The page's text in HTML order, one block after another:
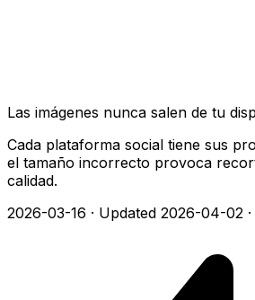
Las imágenes nunca salen de tu
Cada plataforma social tiene sus
el tamaño incorrecto provoca
calidad.
2026-03-16 · Updated 2026-04-02 ·